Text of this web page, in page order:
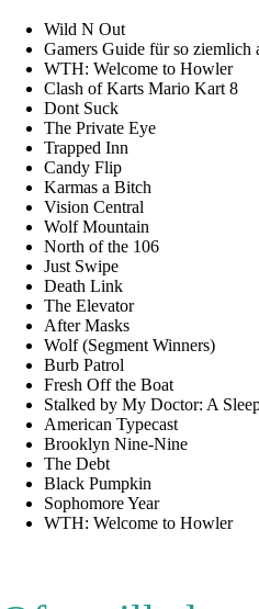
Wild N Out
Gamers Guide für so ziemlich
WTH: Welcome to Howler
Clash of Karts Mario Kart 8
Dont Suck
The Private Eye
Trapped Inn
Candy Flip
Karmas a Bitch
Vision Central
Wolf Mountain
North of the 106
Just Swipe
Death Link
The Elevator
After Masks
Wolf (Segment Winners)
Burb Patrol
Fresh Off the Boat
Stalked by My Doctor: A
American Typecast
Brooklyn Nine-Nine
The Debt
Black Pumpkin
Sophomore Year
WTH: Welcome to Howler